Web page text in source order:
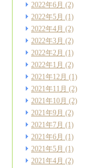
2022年6月 (2)
2022年5月 (1)
2022年4月 (2)
2022年3月 (2)
2022年2月 (1)
2022年1月 (2)
2021年12月 (1)
2021年11月 (2)
2021年10月 (2)
2021年9月 (2)
2021年7月 (1)
2021年6月 (1)
2021年5月 (1)
2021年4月 (2)